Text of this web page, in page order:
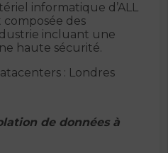
informatique d’ALL
composée des
incluant une
haute sécurité.
: Londres
de données à